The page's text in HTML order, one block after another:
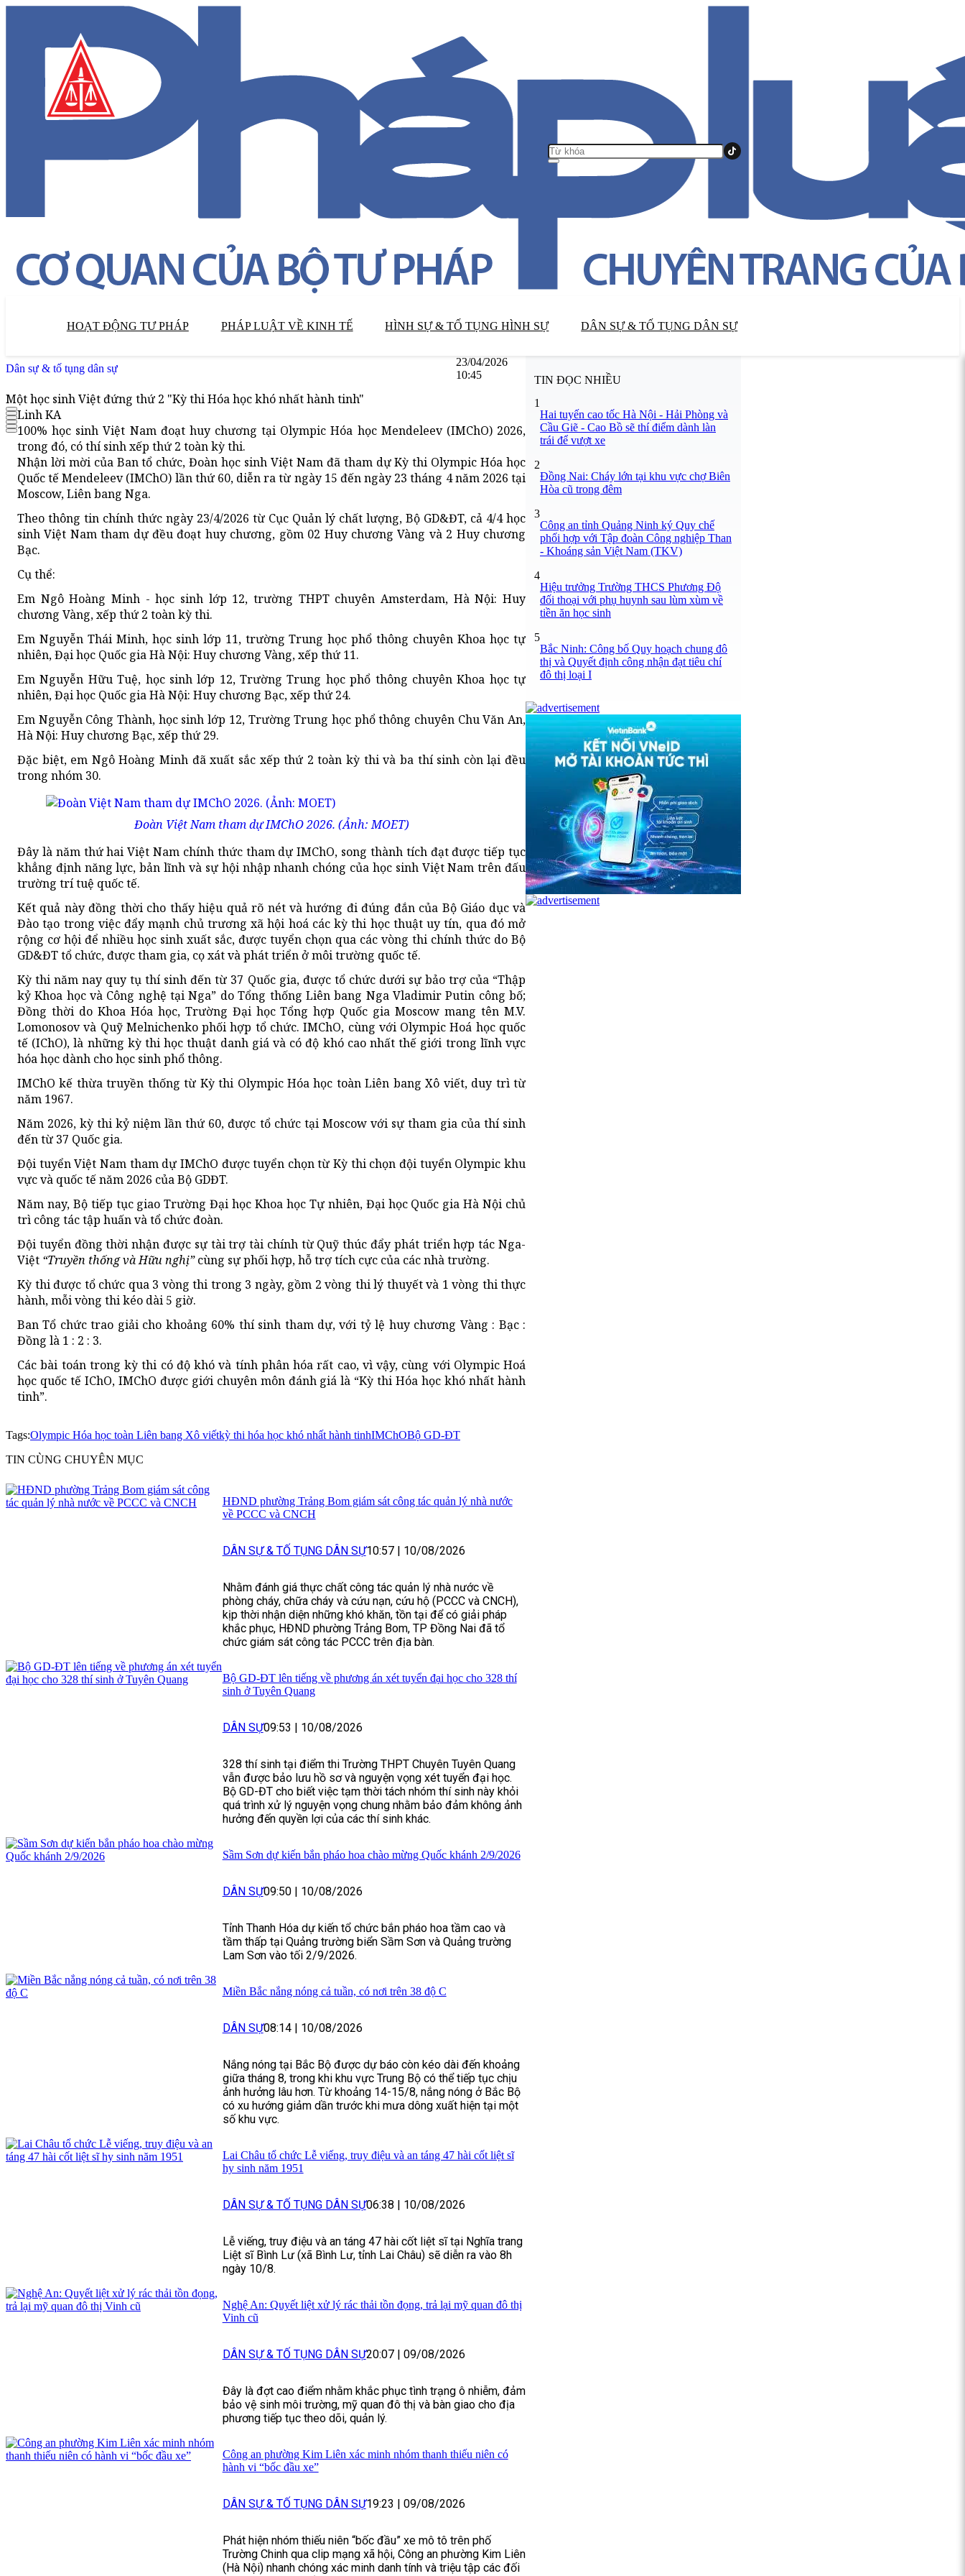
HOẠT ĐỘNG TƯ PHÁP PHÁP LUẬT VỀ KINH TẾ HÌNH SỰ & TỐ TỤNG HÌNH SỰ DÂN SỰ & TỐ TỤNG DÂN SỰ
Dân sự & tố tụng dân sự
23/04/2026
10:45
Một học sinh Việt đứng thứ 2 "Kỳ thi Hóa học khó nhất hành tinh"
Linh KA
100% học sinh Việt Nam đoạt huy chương tại Olympic Hóa học Mendeleev (IMChO) 2026,
trong đó, có thí sinh xếp thứ 2 toàn kỳ thi.
Nhận lời mời của Ban tổ chức, Đoàn học sinh Việt Nam đã tham dự Kỳ thi Olympic Hóa học
Quốc tế Mendeleev (IMChO) lần thứ 60, diễn ra từ ngày 15 đến ngày 23 tháng 4 năm 2026 tại
Moscow, Liên bang Nga.
Theo thông tin chính thức ngày 23/4/2026 từ Cục Quản lý chất lượng, Bộ GD&ĐT, cả 4/4 học
sinh Việt Nam tham dự đều đoạt huy chương, gồm 02 Huy chương Vàng và 2 Huy chương
Bạc.
Cụ thể:
Em Ngô Hoàng Minh - học sinh lớp 12, trường THPT chuyên Amsterdam, Hà Nội: Huy
chương Vàng, xếp thứ 2 toàn kỳ thi.
Em Nguyễn Thái Minh, học sinh lớp 11, trường Trung học phổ thông chuyên Khoa học tự
nhiên, Đại học Quốc giaHà Nội: Huy chương Vàng, xếp thứ 11.
Em Nguyễn Hữu Tuệ, học sinh lớp 12, Trường Trung học phổ thông chuyên Khoa học tự
nhiên, Đại học Quốc giaHà Nội: Huy chương Bạc, xếp thứ 24.
Em Nguyễn Công Thành, học sinh lớp 12, Trường Trung học phổ thông chuyên Chu Văn An,
Hà Nội: Huy chương Bạc, xếp thứ 29.
Đặc biệt, em Ngô Hoàng Minh đã xuất sắc xếp thứ 2 toàn kỳ thi và ba thí sinh còn lại đều
trong nhóm 30.
Đoàn Việt Nam tham dự IMChO 2026. (Ảnh: MOET)
Đây là năm thứ hai Việt Nam chính thức tham dự IMChO, song thành tích đạt được tiếp tục
khẳng định năng lực, bản lĩnh và sự hội nhập nhanh chóng của học sinh Việt Nam trên đấu
trường trí tuệ quốc tế.
Kết quả này đồng thời cho thấy hiệu quả rõ nét và hướng đi đúng đắn của Bộ Giáo dục và
Đào tạo trong việc đẩy mạnh chủ trương xã hội hoá các kỳ thi học thuật uy tín, qua đó mở
rộng cơ hội để nhiều học sinh xuất sắc, được tuyển chọn qua các vòng thi chính thức do Bộ
GD&ĐT tổ chức, được tham gia, cọ xát và phát triển ở môi trường quốc tế.
Kỳ thi năm nay quy tụ thí sinh đến từ 37 Quốc gia, được tổ chức dưới sự bảo trợ của “Thập
kỷ Khoa học và Công nghệ tại Nga” do Tổng thống Liên bang Nga Vladimir Putin công bố;
Đồng thời do Khoa Hóa học, Trường Đại học Tổng hợp Quốc gia Moscow mang tên M.V.
Lomonosov và Quỹ Melnichenko phối hợp tổ chức. IMChO, cùng với OlympicHoá họcquốc
tế (IChO), là những kỳ thi học thuật danh giá và có độ khó cao nhất thế giới trong lĩnh vực
hóa học dành cho học sinh phổ thông.
IMChO kế thừa truyền thống từ Kỳ thi Olympic Hóa học toàn Liên bang Xô viết, duy trì từ
năm 1967.
Năm 2026, kỳ thi kỷ niệm lần thứ 60, được tổ chức tại Moscow với sự tham gia của thí sinh
đến từ 37 Quốc gia.
Đội tuyển Việt Nam tham dự IMChO được tuyển chọn từ Kỳ thi chọn đội tuyển Olympic khu
vực và quốc tế năm 2026 của Bộ GDĐT.
Năm nay, Bộ tiếp tục giao Trường Đại học Khoa học Tự nhiên, Đại học Quốc gia Hà Nội chủ
trì công tác tập huấn và tổ chức đoàn.
Đội tuyển đồng thời nhận được sự tài trợ tài chính từ Quỹ thúc đẩy phát triển hợp tác Nga-
Việt “Truyền thống và Hữu nghị”cùng sự phối hợp, hỗ trợ tích cực của các nhà trường.
Kỳ thi được tổ chức qua 3 vòng thi trong 3 ngày, gồm 2 vòng thi lý thuyết và 1 vòng thi thực
hành, mỗi vòng thi kéo dài 5 giờ.
Ban Tổ chức trao giải cho khoảng 60% thí sinh tham dự, với tỷ lệ huy chương Vàng : Bạc :
Đồng là 1 : 2 : 3.
Các bài toán trong kỳ thi có độ khó và tính phân hóa rất cao, vì vậy, cùng với Olympic Hoá
học quốc tế IChO, IMChO được giới chuyên môn đánh giá là “Kỳ thi Hóa học khó nhất hành
tinh”.
Tags:Olympic Hóa học toàn Liên bang Xô viếtkỳ thi hóa học khó nhất hành tinhIMChOBộ GD-ĐT
TIN CÙNG CHUYÊN MỤC
HĐND phường Trảng Bom giám sát công tác quản lý nhà nước
về PCCC và CNCH
DÂN SỰ & TỐ TỤNG DÂN SỰ10:57 10/08/2026
Nhằm đánh giá thực chất công tác quản lý nhà nước về
phòng cháy, chữa cháy và cứu nạn, cứu hộ (PCCC và CNCH),
kịp thời nhận diện những khó khăn, tồn tại để có giải pháp
khắc phục, HĐND phường Trảng Bom, TP Đồng Nai đã tổ
chức giám sát công tác PCCC trên địa bàn.
Bộ GD-ĐT lên tiếng về phương án xét tuyển đại học cho 328 thí
sinh ở Tuyên Quang
DÂN SỰ09:53 10/08/2026
328 thí sinh tại điểm thi Trường THPT Chuyên Tuyên Quang
vẫn được bảo lưu hồ sơ và nguyện vọng xét tuyển đại học.
Bộ GD-ĐT cho biết việc tạm thời tách nhóm thí sinh này khỏi
quá trình xử lý nguyện vọng chung nhằm bảo đảm không ảnh
hưởng đến quyền lợi của các thí sinh khác.
Sầm Sơn dự kiến bắn pháo hoa chào mừng Quốc khánh 2/9/2026
DÂN SỰ09:50 10/08/2026
Tỉnh Thanh Hóa dự kiến tổ chức bắn pháo hoa tầm cao và
tầm thấp tại Quảng trường biển Sầm Sơn và Quảng trường
Lam Sơn vào tối 2/9/2026.
Miền Bắc nắng nóng cả tuần, có nơi trên 38 độ C
DÂN SỰ08:14 10/08/2026
Nắng nóng tại Bắc Bộ được dự báo còn kéo dài đến khoảng
giữa tháng 8, trong khi khu vực Trung Bộ có thể tiếp tục chịu
ảnh hưởng lâu hơn. Từ khoảng 14-15/8, nắng nóng ở Bắc Bộ
có xu hướng giảm dần trước khi mưa dông xuất hiện tại một
số khu vực.
Lai Châu tổ chức Lễ viếng, truy điệu và an táng 47 hài cốt liệt sĩ
hy sinh năm 1951
DÂN SỰ & TỐ TỤNG DÂN SỰ06:38 10/08/2026
Lễ viếng, truy điệu và an táng 47 hài cốt liệt sĩ tại Nghĩa trang
Liệt sĩ Bình Lư (xã Bình Lư, tỉnh Lai Châu) sẽ diễn ra vào 8h
ngày 10/8.
Nghệ An: Quyết liệt xử lý rác thải tồn đọng, trả lại mỹ quan đô thị
Vinh cũ
DÂN SỰ & TỐ TỤNG DÂN SỰ20:07 09/08/2026
Đây là đợt cao điểm nhằm khắc phục tình trạng ô nhiễm, đảm
bảo vệ sinh môi trường, mỹ quan đô thị và bàn giao cho địa
phương tiếp tục theo dõi, quản lý.
Công an phường Kim Liên xác minh nhóm thanh thiếu niên có
hành vi “bốc đầu xe”
DÂN SỰ & TỐ TỤNG DÂN SỰ19:23 09/08/2026
Phát hiện nhóm thiếu niên “bốc đầu” xe mô tô trên phố
Trường Chinh qua clip mạng xã hội, Công an phường Kim Liên
(Hà Nội) nhanh chóng xác minh danh tính và triệu tập các đối
TIN ĐỌC NHIỀU
1
Hai tuyến cao tốc Hà Nội - Hải Phòng và
Cầu Giẽ - Cao Bồ sẽ thí điểm dành làn
trái để vượt xe
2
Đồng Nai: Cháy lớn tại khu vực chợ Biên
Hòa cũ trong đêm
3
Công an tỉnh Quảng Ninh ký Quy chế
phối hợp với Tập đoàn Công nghiệp Than
- Khoáng sản Việt Nam (TKV)
4
Hiệu trưởng Trường THCS Phương Độ
đối thoại với phụ huynh sau lùm xùm về
tiền ăn học sinh
5
Bắc Ninh: Công bố Quy hoạch chung đô
thị và Quyết định công nhận đạt tiêu chí
đô thị loại I